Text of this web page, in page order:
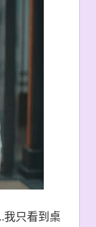
只看到桌